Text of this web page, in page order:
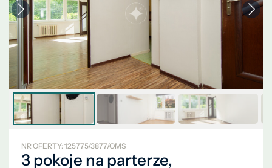
NR OFERTY: 125775/3877/OMS
3 pokoje na parterze,